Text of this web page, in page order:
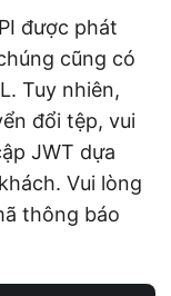
được phát
cũng có
Tuy nhiên,
đổi tệp, vui
JWT dựa
Vui lòng
thông báo